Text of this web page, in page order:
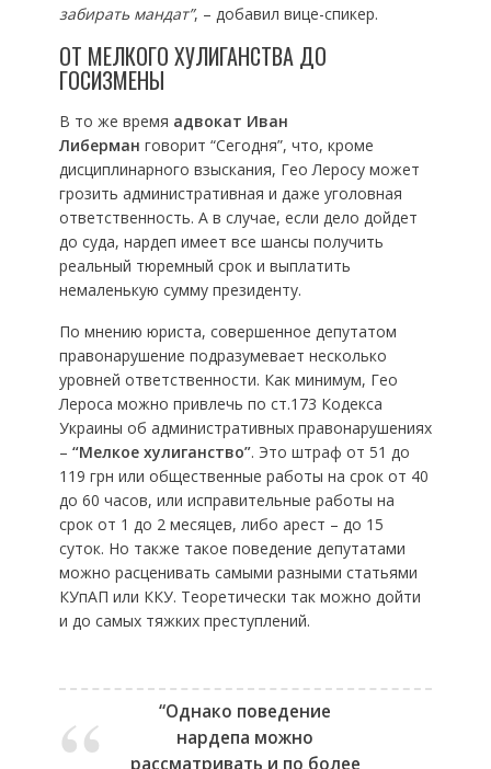
забирать мандат”, – добавил вице-спикер.
ОТ МЕЛКОГО ХУЛИГАНСТВА ДО
ГОСИЗМЕНЫ
В то же время адвокат Иван
Либерман говорит “Сегодня”, что, кроме
дисциплинарного взыскания, Гео Леросу может
грозить административная и даже уголовная
ответственность. А в случае, если дело дойдет
до суда, нардеп имеет все шансы получить
реальный тюремный срок и выплатить
немаленькую сумму президенту.
По мнению юриста, совершенное депутатом
правонарушение подразумевает несколько
уровней ответственности. Как минимум, Гео
Лероса можно привлечь по ст.173 Кодекса
Украины об административных правонарушениях
– “Мелкое хулиганство”. Это штраф от 51 до
119 грн или общественные работы на срок от 40
до 60 часов, или исправительные работы на
срок от 1 до 2 месяцев, либо арест – до 15
суток. Но также такое поведение депутатами
можно расценивать самыми разными статьями
КУпАП или ККУ. Теоретически так можно дойти
и до самых тяжких преступлений.
“Однако поведение
нардепа можно
рассматривать и по более